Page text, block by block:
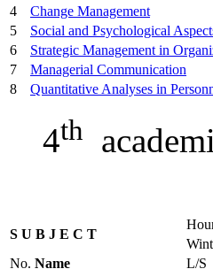
4
Change Management
5
Social and Psychological
6
Strategic Management in
7
Managerial Communication
8
Quantitative Analyses in
4th
S U B J E C T
No. Name L/S